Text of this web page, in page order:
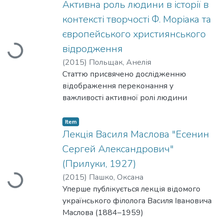
пейзажу, за яким намагаються
закріпити роль абсолютного
репрезентанта "іспанськості". До таких
стратегій належать
1) "натуралізація" ототожнення Іспанії з
ландшафтами Кастилії і 2)
маніпулювання з образністю
плоскогір’я. Обидві стратегії породжені
іспанськими націотворчими елітами, які
виховати у своїх співгромадян
специфічний іспанський спосіб
дивитися на світ.
Loading...
Активна роль людини в історії в
контексті творчості Ф. Моріака та
європейського християнського
відродження
(2015) Польщак, Анелія
Статтю присвячено дослідженню
відображення переконання у
важливості активної ролі людини
лауреата Ф. Моріака в контексті
"католицького відродження"
у Франції та європейського
християнського відродження, зокрема
творах Ш. Пегі та І. Во. Така
позиція має одним зі своїх важливих
джерел модерністський підхід, яскраво
виражений, зокрема,
у філософії П. Тейяра де Шардена, який
Loading...
Item
Лекція Василя Маслова "Есенин
Сергей Александрович"
(Прилуки, 1927)
(2015) Пашко, Оксана
Уперше публікується лекція відомого
українського філолога Василя Івановича
Маслова (1884–1959)